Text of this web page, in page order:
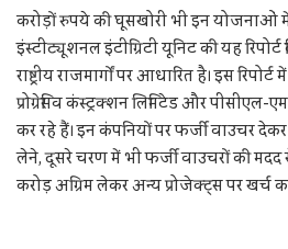
करोड़ों रुपये की घूसखोरी भी इन योजनाओं
इंस्टीट्यूशनल इंटीग्रिटी यूनिट की यह
राष्ट्रीय राजमार्गों पर आधारित है। इस
प्रोग्रेसिव कंस्ट्रक्शन लिमिटेड और पीसीएल-
कर रहे हैं। इन कंपनियों पर फर्जी वाउचर
लेने, दूसरे चरण में भी फर्जी वाउचरों की
करोड़ अग्रिम लेकर अन्य प्रोजेक्ट्स पर खर्च